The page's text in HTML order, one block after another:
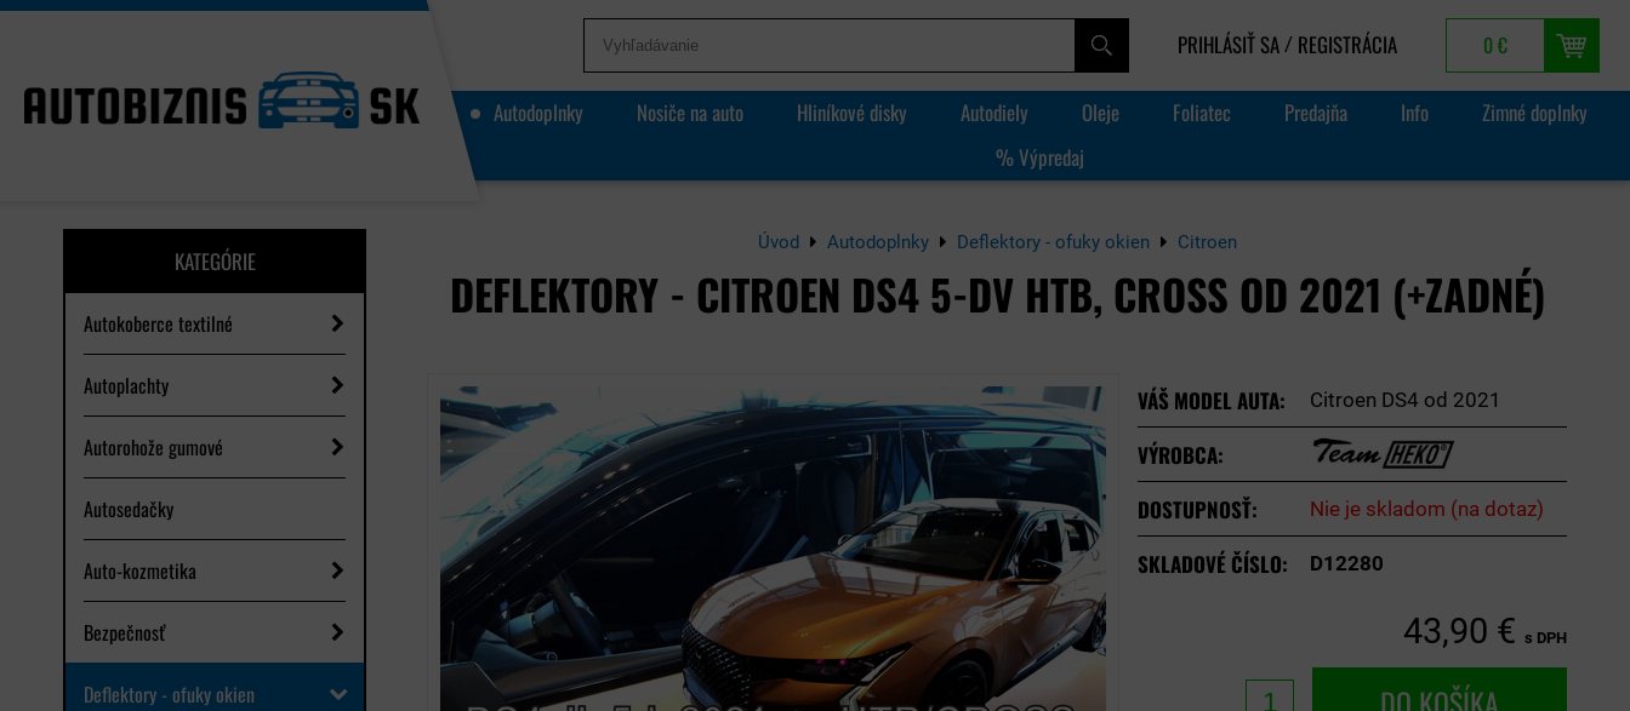
PRIHLÁSIŤ SA / REGISTRÁCIA 0 €
Autodoplnky Nosiče na auto Hliníkové disky Autodiely Oleje Foliatec Predajňa Info
Zimné doplnky
% Výpredaj
KATEGÓRIE
Autokoberce textilné
Autoplachty
Autorohože gumové
Autosedačky
Auto-kozmetika
Bezpečnosť
Deflektory - ofuky okien
Úvod Autodoplnky Deflektory - ofuky okien Citroen
DEFLEKTORY - CITROEN DS4 5-DV HTB, CROSS OD 2021 (+ZADNÉ)
VÁŠ MODEL AUTA: Citroen DS4 od 2021
VÝROBCA:
DOSTUPNOSŤ:
Nie je skladom (na dotaz)
SKLADOVÉ ČÍSLO: D12280
43,90 € s DPH